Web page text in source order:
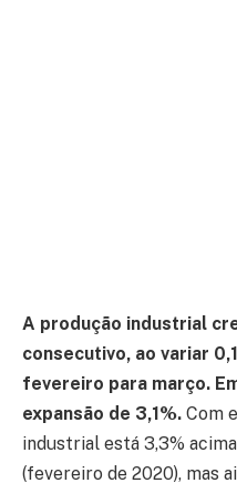
A produção industrial
consecutivo, ao variar
fevereiro para março.
expansão de 3,1%. Com
industrial está 3,3%
(fevereiro de 2020), mas